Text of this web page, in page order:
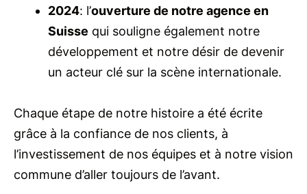
2024: l’ouverture de notre agence en
Suisse qui souligne également notre
développement et notre désir de devenir
un acteur clé sur la scène internationale.
Chaque étape de notre histoire a été écrite
grâce à la confiance de nos clients, à
l’investissement de nos équipes et à notre vision
commune d’aller toujours de l’avant.